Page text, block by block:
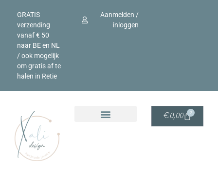
GRATIS
verzending
vanaf € 50
naar BE en NL
/ ook mogelijk
om gratis af te
halen in Retie
Aanmelden /
inloggen
€0,00 0